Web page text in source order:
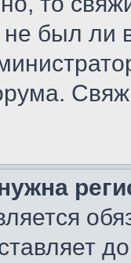
был ли